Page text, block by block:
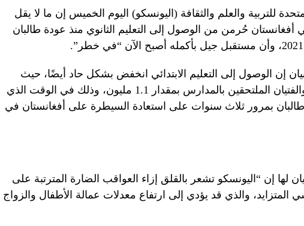
للتربية والعلم والثقافة (اليونسكو) اليوم الخميس إن ما لا يقل
في أفغانستان حُرمن من الوصول إلى التعليم الثانوي منذ عودة طالبان
إن الوصول إلى التعليم الابتدائي انخفض بشكل حاد أيضًا، حيث
انخفض عدد الفتيات والفتيان الملتحقين بالمدارس بمقدار 1.1 مليون، وذلك في الوقت الذي
بمرور ثلاث سنوات على استعادة السيطرة على أفغانستان في
لها إن “اليونسكو تشعر بالقلق إزاء العواقب الضارة المترتبة على
والذي قد يؤدي إلى ارتفاع معدلات عمالة الأطفال والزواج